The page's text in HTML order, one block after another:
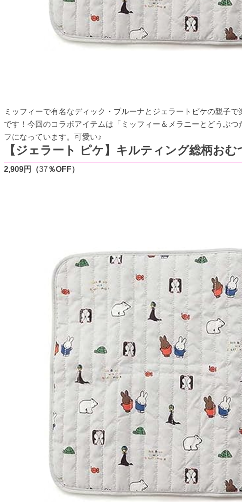
ミッフィーで有名なディック・ブルーナとジェラートピケの親子
です！今回のコラボアイテムは「ミッフィー＆メラニーとどうぶ
フになっています。可愛い♪
【ジェラート ピケ】キルティング総柄おむ
2,909円（37 ％OFF）